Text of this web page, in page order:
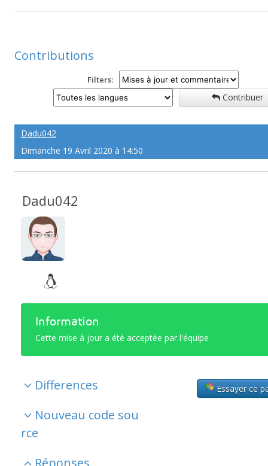
Contributions
Filters:
Contribuer
Dadu042
Dimanche 19 Avril 2020 à 14:50
Dadu042
Information
Cette mise à jour a été acceptée par l'équipe
Essayer ce
Differences
Nouveau code sou
rce